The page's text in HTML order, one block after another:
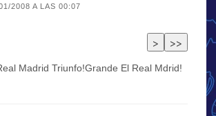
2008 A LAS 00:07
Madrid Triunfo!Grande El Real Mdrid!